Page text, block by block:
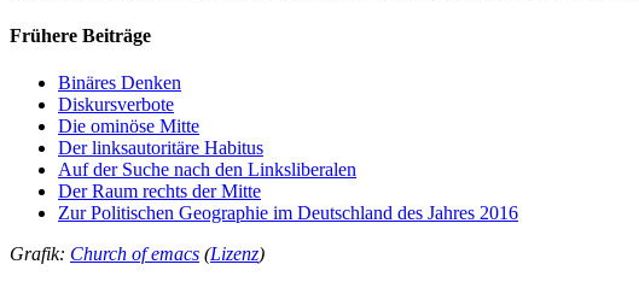
Frühere Beiträge
Binäres Denken
Diskursverbote
Die ominöse Mitte
Der linksautoritäre Habitus
Auf der Suche nach den Linksliberalen
Der Raum rechts der Mitte
Zur Politischen Geographie im Deutschland des Jahres 2016
Grafik: Church of emacs (Lizenz)